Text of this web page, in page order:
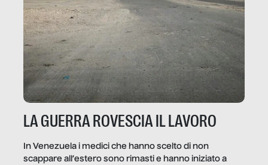
LA GUERRA ROVESCIA IL LAVORO
In Venezuela i medici che hanno scelto di non
scappare all’estero sono rimasti e hanno iniziato a